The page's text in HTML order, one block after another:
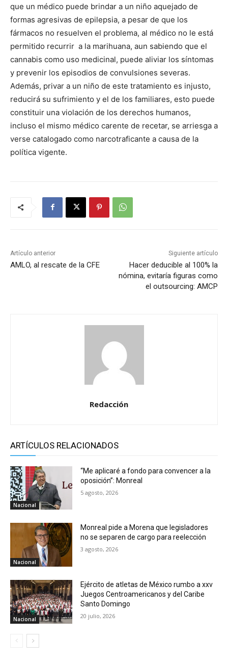
que un médico puede brindar a un niño aquejado de
formas agresivas de epilepsia, a pesar de que los
fármacos no resuelven el problema, al médico no le está
permitido recurrir a la marihuana, aun sabiendo que el
cannabis como uso medicinal, puede aliviar los síntomas
y prevenir los episodios de convulsiones severas.
Además, privar a un niño de este tratamiento es injusto,
reducirá su sufrimiento y el de los familiares, esto puede
constituir una violación de los derechos humanos,
incluso el mismo médico carente de recetar, se arriesga a
verse catalogado como narcotraficante a causa de la
política vigente.
Artículo anterior
AMLO, al rescate de la CFE
Siguiente artículo
Hacer deducible al 100% la
nómina, evitaría figuras como
el outsourcing: AMCP
Redacción
ARTÍCULOS RELACIONADOS
Nacional
“Me aplicaré a fondo para convencer a la
oposición”: Monreal
5 agosto, 2026
Nacional
Monreal pide a Morena que legisladores
no se separen de cargo para reelección
3 agosto, 2026
Nacional
Ejército de atletas de México rumbo a xxv
Juegos Centroamericanos y del Caribe
Santo Domingo
20 julio, 2026